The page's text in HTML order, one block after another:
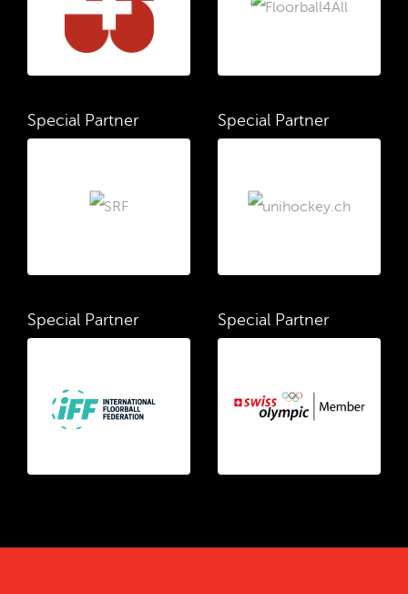
Special Partner Special Partner
Special Partner Special Partner